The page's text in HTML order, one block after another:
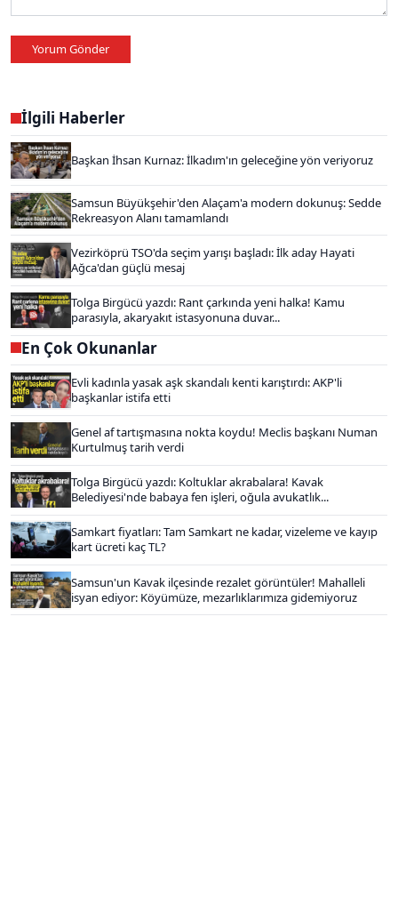
Yorum Gönder
İlgili Haberler
Başkan İhsan Kurnaz: İlkadım'ın geleceğine yön veriyoruz
Samsun Büyükşehir'den Alaçam'a modern dokunuş: Sedde
Rekreasyon Alanı tamamlandı
Vezirköprü TSO'da seçim yarışı başladı: İlk aday Hayati
Ağca'dan güçlü mesaj
Tolga Birgücü yazdı: Rant çarkında yeni halka! Kamu
parasıyla, akaryakıt istasyonuna duvar...
En Çok Okunanlar
Evli kadınla yasak aşk skandalı kenti karıştırdı: AKP'li
başkanlar istifa etti
Genel af tartışmasına nokta koydu! Meclis başkanı Numan
Kurtulmuş tarih verdi
Tolga Birgücü yazdı: Koltuklar akrabalara! Kavak
Belediyesi'nde babaya fen işleri, oğula avukatlık...
Samkart fiyatları: Tam Samkart ne kadar, vizeleme ve kayıp
kart ücreti kaç TL?
Samsun'un Kavak ilçesinde rezalet görüntüler! Mahalleli
isyan ediyor: Köyümüze, mezarlıklarımıza gidemiyoruz